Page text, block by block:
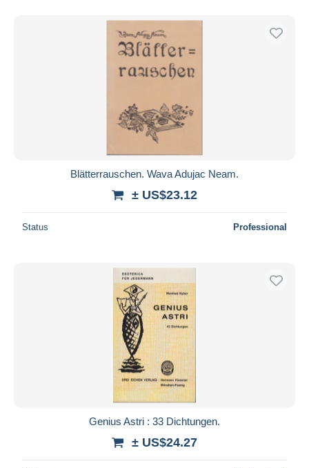
Blätterrauschen. Wava Adujac Neam.
± US$23.12
Status Professional
Genius Astri : 33 Dichtungen.
± US$24.27